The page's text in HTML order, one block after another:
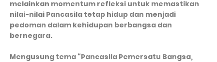
melainkan momentum refleksi untuk memastikan
nilai-nilai Pancasila tetap hidup dan menjadi
pedoman dalam kehidupan berbangsa dan
bernegara.
Mengusung tema “Pancasila Pemersatu Bangsa,